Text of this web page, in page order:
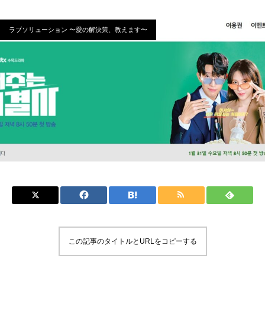
ラブソリューション 〜愛の解決策、教えます〜
この記事のタイトルとURLをコピーする